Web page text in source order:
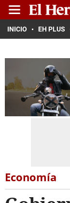
INICIO EH PLUS
Economía